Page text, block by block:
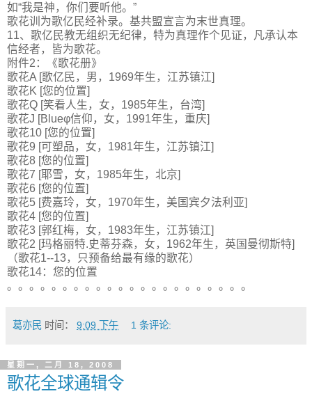
如“我是神，你们要听他。”
歌花训为歌亿民经补录。基共盟宣言为末世真理。
11、歌亿民教无组织无纪律，特为真理作个见证，凡承认本
信经者，皆为歌花。
附件2：《歌花册》
歌花A [歌亿民，男，1969年生，江苏镇江]
歌花K [您的位置]
歌花Q [笑看人生，女，1985年生，台湾]
歌花J [Blueφ信仰，女，1991年生，重庆]
歌花10 [您的位置]
歌花9 [可塑品，女，1981年生，江苏镇江]
歌花8 [您的位置]
歌花7 [耶雪，女，1985年生，北京]
歌花6 [您的位置]
歌花5 [费嘉玲，女，1970年生，美国宾夕法利亚]
歌花4 [您的位置]
歌花3 [郭红梅，女，1983年生，江苏镇江]
歌花2 [玛格丽特.史蒂芬森，女，1962年生，英国曼彻斯特]
（歌花1--13，只预备给最有缘的歌花）
歌花14：您的位置
。。。。。。。。。。。。。。。。。。。。。。
葛亦民 时间： 9:09 下午 1 条评论:
星期一, 二月 18, 2008
歌花全球通辑令